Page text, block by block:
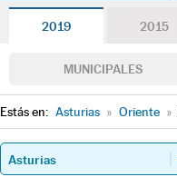
2019 2015
MUNICIPALES
Estás en: Asturias » Oriente »